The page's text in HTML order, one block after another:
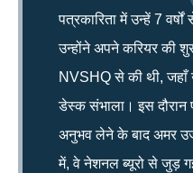
पत्रकारिता में उन्हें 7
उन्होंने अपने करियर की
NVSHQ से की थी,
डेस्क संभाला। इस दौरान
अनुभव लेने के बाद अमर
में, वे नेशनल ब्यूरो से जुड़